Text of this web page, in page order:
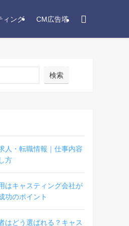
ィング CM広告塔
検索
人・転職情報｜仕事内容
方
はキャスティング会社が
功のポイント
はどう選ばれる？キャス